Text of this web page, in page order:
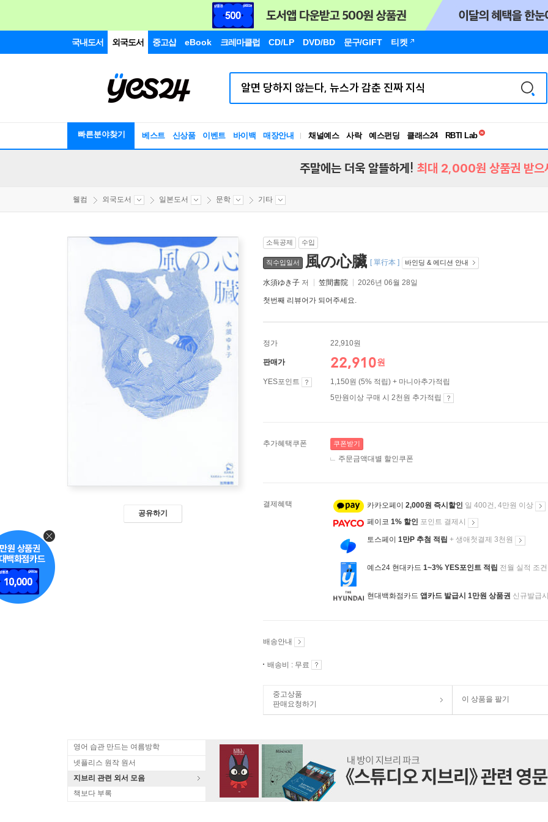
국내도서 외국도서 중고샵 eBook 크레마클럽 CD/LP DVD/BD 문구/GIFT 티켓
빠른분야찾기 베스트 신상품 이벤트 바이백 매장안내 채널예스 사락 예스펀딩 클래스24
독서유형검사
주말에는 더욱 알뜰하게! 최대 2,000원 상품권 받으
웰컴 외국도서 일본도서 문학 기타
공유하기
소득공제 수입
직수입일서 風の心臟 [ 單行本 ] 바인딩 & 에디션 안내
水須ゆき子 저 笠間書院 2026년 06월 28일
첫번째 리뷰어가 되어주세요.
정가 22,910원
판매가 22,910원
YES포인트
1,150원 (5% 적립) + 마니아추가적립
5만원이상 구매 시 2천원 추가적립
추가혜택쿠폰 쿠폰받기
주문금액대별 할인쿠폰
결제혜택 카카오페이 2,000원 즉시할인 일 400건, 4만원 이상
페이코 1% 할인 포인트 결제시
토스페이 1만P 추첨 적립 + 생애첫결제 3천원
예스24 현대카드 1~3% YES포인트 적립 전월 실적 조
현대백화점카드 앱카드 발급시 1만원 상품권 신규발급
배송안내
배송비 : 무료
중고상품
판매요청하기
이 상품을 팔기
영어 습관 만드는 여름방학
넷플리스 원작 원서
지브리 관련 외서 모음
책보다 부록